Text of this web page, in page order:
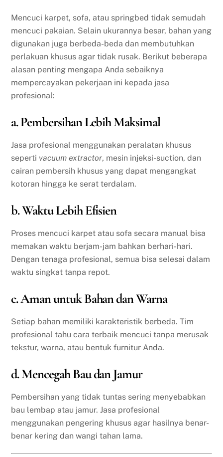
Mencuci karpet, sofa, atau springbed tidak semudah
mencuci pakaian. Selain ukurannya besar, bahan yang
digunakan juga berbeda-beda dan membutuhkan
perlakuan khusus agar tidak rusak. Berikut beberapa
alasan penting mengapa Anda sebaiknya
mempercayakan pekerjaan ini kepada jasa
profesional:
a. Pembersihan Lebih Maksimal
Jasa profesional menggunakan peralatan khusus
seperti vacuum extractor, mesin injeksi-suction, dan
cairan pembersih khusus yang dapat mengangkat
kotoran hingga ke serat terdalam.
b. Waktu Lebih Efisien
Proses mencuci karpet atau sofa secara manual bisa
memakan waktu berjam-jam bahkan berhari-hari.
Dengan tenaga profesional, semua bisa selesai dalam
waktu singkat tanpa repot.
c. Aman untuk Bahan dan Warna
Setiap bahan memiliki karakteristik berbeda. Tim
profesional tahu cara terbaik mencuci tanpa merusak
tekstur, warna, atau bentuk furnitur Anda.
d. Mencegah Bau dan Jamur
Pembersihan yang tidak tuntas sering menyebabkan
bau lembap atau jamur. Jasa profesional
menggunakan pengering khusus agar hasilnya benar-
benar kering dan wangi tahan lama.